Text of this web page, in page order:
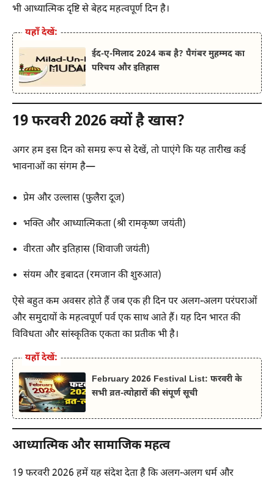
भी आध्यात्मिक दृष्टि से बेहद महत्वपूर्ण दिन है।
यहाँ देखें:
ईद-ए-मिलाद 2024 कब है? पैगंबर मुहम्मद का
परिचय और इतिहास
19 फरवरी 2026 क्यों है खास?
अगर हम इस दिन को समग्र रूप से देखें, तो पाएंगे कि यह तारीख कई
भावनाओं का संगम है—
प्रेम और उल्लास (फुलैरा दूज)
भक्ति और आध्यात्मिकता (श्री रामकृष्ण जयंती)
वीरता और इतिहास (शिवाजी जयंती)
संयम और इबादत (रमजान की शुरुआत)
ऐसे बहुत कम अवसर होते हैं जब एक ही दिन पर अलग-अलग परंपराओं
और समुदायों के महत्वपूर्ण पर्व एक साथ आते हैं। यह दिन भारत की
विविधता और सांस्कृतिक एकता का प्रतीक भी है।
यहाँ देखें:
February 2026 Festival List: फरवरी के
सभी व्रत-त्योहारों की संपूर्ण सूची
आध्यात्मिक और सामाजिक महत्व
19 फरवरी 2026 हमें यह संदेश देता है कि अलग-अलग धर्म और